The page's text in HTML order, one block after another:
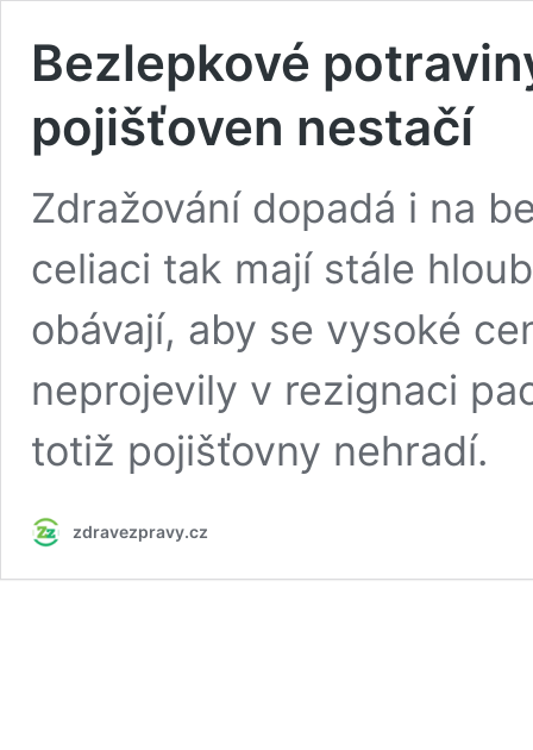
Bezlepkové
pojišťoven nestačí
Zdražování dopadá i na
celiaci tak mají stále
obávají, aby se vysoké
neprojevily v rezignaci
totiž pojišťovny nehradí.
zdravezpravy.cz